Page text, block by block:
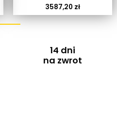
3587,20 zł
14 dni
na zwrot